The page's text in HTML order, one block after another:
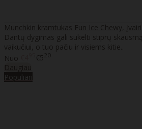
Munchkin kramtukas Fun Ice Chewy,
Dantų dygimas gali sukelti stiprų
vaikučiui, o tuo pačiu ir visiems kitie..
Nuo
€520
Daugiau
Populiari